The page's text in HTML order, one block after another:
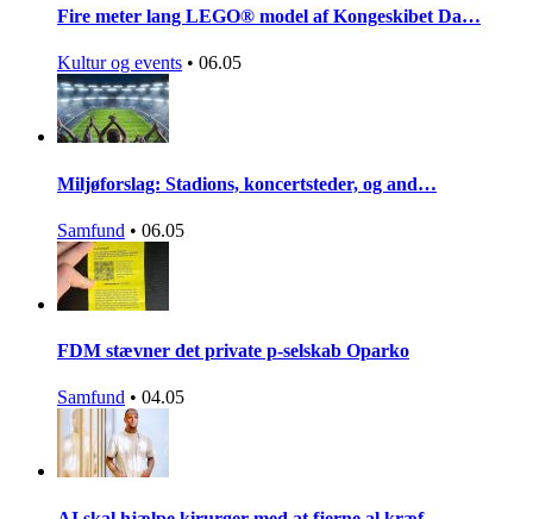
Fire meter lang LEGO® model af Kongeskibet Da…
Kultur og events • 06.05
Miljøforslag: Stadions, koncertsteder, og and…
Samfund • 06.05
FDM stævner det private p-selskab Oparko
Samfund • 04.05